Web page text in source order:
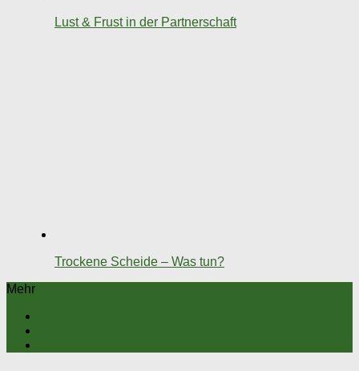
Lust & Frust in der Partnerschaft
Trockene Scheide – Was tun?
Mehr